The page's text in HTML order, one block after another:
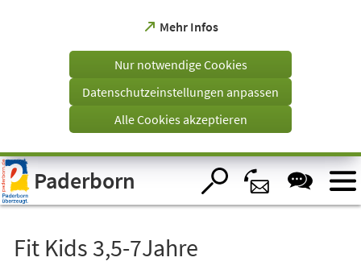
Visuelle
Assistenzsoftware
öffnen.
Mehr Infos
(Öffnet
einem
Tab)
Nur notwendige Cookies
Datenschutzeinstellungen anpassen
Alle Cookies akzeptieren
Paderborn
Fit Kids 3,5-7Jahre